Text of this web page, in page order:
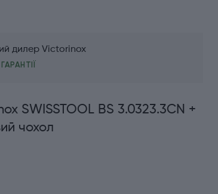
дилер Victorinox
SWISSTOOL BS 3.0323.3CN +
чохол